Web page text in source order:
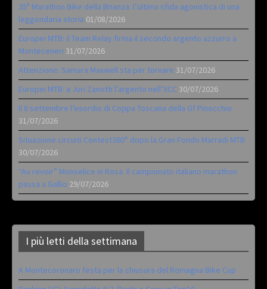
35ª Marathon Bike della Brianza: l’ultima sfida agonistica di una
leggendaria storia 01/08/2026
Europei MTB: il Team Relay firma il secondo argento azzurro a
Monteceneri 31/07/2026
Attenzione: Samara Maxwell sta per tornare 31/07/2026
Europei MTB: a Juri Zanotti l’argento nell’XCC 30/07/2026
Il 6 settembre l’esordio di Coppa Toscana della Gf Pinocchio
31/07/2026
Situazione circuiti Contest360° dopo la Gran Fondo Marradi MTB
30/07/2026
“Au revoir” Monselice in Rosa. Il campionato italiano marathon
passa a Gallio 29/07/2026
I più letti della settimana
A Montecoronaro festa per la chiusura del Romagna Bike Cup